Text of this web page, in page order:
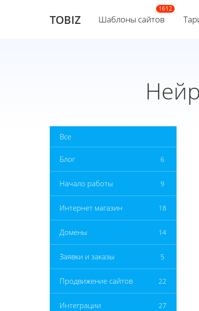
TOBIZ Шаблоны сайтов
Все
Блог 6
Начало работы 9
Интернет магазин 18
Домены 14
Заявки и заказы 5
Продвижение сайтов 22
Интеграции 27